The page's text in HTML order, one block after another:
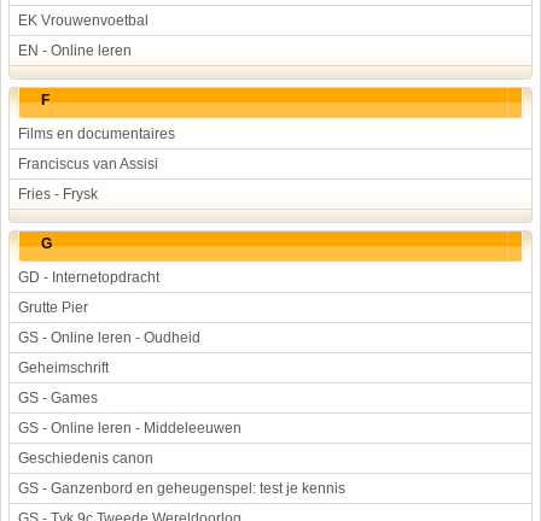
EK Vrouwenvoetbal
EN - Online leren
F
Films en documentaires
Franciscus van Assisi
Fries - Frysk
G
GD - Internetopdracht
Grutte Pier
GS - Online leren - Oudheid
Geheimschrift
GS - Games
GS - Online leren - Middeleeuwen
Geschiedenis canon
GS - Ganzenbord en geheugenspel: test je kennis